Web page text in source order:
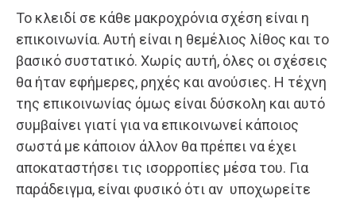
Το κλειδί σε κάθε μακροχρόνια σχέση είναι η
επικοινωνία. Αυτή είναι η θεμέλιος λίθος και το
βασικό συστατικό. Χωρίς αυτή, όλες οι σχέσεις
θα ήταν εφήμερες, ρηχές και ανούσιες. Η τέχνη
της επικοινωνίας όμως είναι δύσκολη και αυτό
συμβαίνει γιατί για να επικοινωνεί κάποιος
σωστά με κάποιον άλλον θα πρέπει να έχει
αποκαταστήσει τις ισορροπίες μέσα του. Για
παράδειγμα, είναι φυσικό ότι αν υποχωρείτε